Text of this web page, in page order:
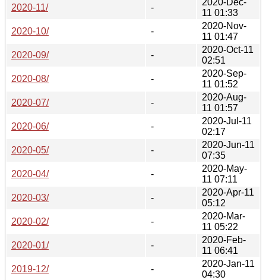
2020-11/
-
11 01:33
2020-10/
-
2020-Nov-
11 01:47
2020-09/
-
2020-Oct-11
02:51
2020-08/
-
2020-Sep-
11 01:52
2020-07/
-
2020-Aug-
11 01:57
2020-06/
-
2020-Jul-11
02:17
2020-05/
-
2020-Jun-11
07:35
2020-04/
-
2020-May-
11 07:11
2020-03/
-
2020-Apr-11
05:12
2020-02/
-
2020-Mar-
11 05:22
2020-01/
-
2020-Feb-
11 06:41
2019-12/
-
2020-Jan-11
04:30